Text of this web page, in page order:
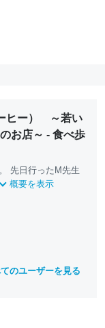
ヒー） ～若い
お店～ - 食べ歩
先日行ったM先生
概要を表示
のユーザーを見る